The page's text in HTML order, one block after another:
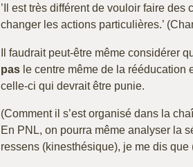
’Il est très différent de vouloir faire des
changer les actions particulières.’
Il faudrait peut-être même considérer
pas le centre même de la rééducation
celle-ci qui devrait être punie.
(Comment il s’est organisé dans la
En PNL, on pourra même analyser la
ressens (kinesthésique), je me dis